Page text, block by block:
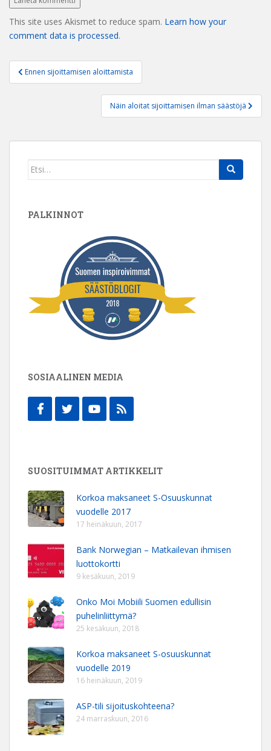
This site uses Akismet to reduce spam. Learn how your
comment data is processed.
Artikkelien
selaus
Ennen sijoittamisen aloittamista
Näin aloitat sijoittamisen ilman säästöjä
Search
PALKINNOT
SOSIAALINEN MEDIA
SUOSITUIMMAT ARTIKKELIT
Korkoa maksaneet S-Osuuskunnat
vuodelle 2017
17 heinäkuun, 2017
Bank Norwegian – Matkailevan ihmisen
luottokortti
9 kesäkuun, 2019
Onko Moi Mobiili Suomen edullisin
puhelinliittymä?
25 kesäkuun, 2018
Korkoa maksaneet S-osuuskunnat
vuodelle 2019
16 heinäkuun, 2019
ASP-tili sijoituskohteena?
24 marraskuun, 2016